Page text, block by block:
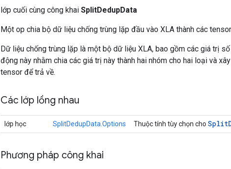
lớp cuối cùng công khai SplitDedupData
Một op chia bộ dữ liệu chống trùng lặp đầu vào XLA thành các
Dữ liệu chống trùng lặp là một bộ dữ liệu XLA, bao gồm các giá trị
động này nhằm chia các giá trị này thành hai nhóm cho hai loại và
tensor để trả về.
Các lớp lồng nhau
lớp học SplitDedupData.Options Thuộc tính tùy chọn cho Split
Phương pháp công khai